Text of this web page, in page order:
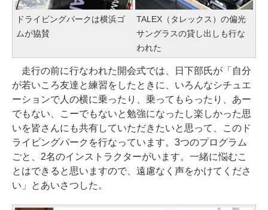
ドライビングパークは横浜ゴ
ムが協賛
TALEX（タレックス）の偏光
サングラスの貸し出しも行な
われた
走行の前に行なわれた開会式では、日下部氏が「自分
が若いころ友達と練習をしたときに、いろんなシチュエ
ーションで人の横に乗ったり、乗ってもらったり、あー
でもない、こーでもないと勉強になったし楽しかった思
いを皆さんにも共有していただきたいと思って、このド
ライビングパークを行なっています。3つのプログラム
ごと、2名のインストラクターがいます。一緒に悩むこ
とはできると思いますので、遠慮なく声をかけてくださ
い」とあいさつした。